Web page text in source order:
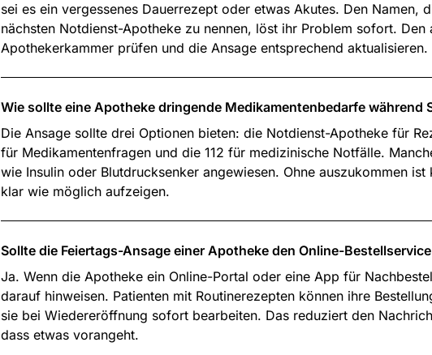
sei es ein vergessenes Dauerrezept oder etwas Akutes. Den Namen,
nächsten Notdienst-Apotheke zu nennen, löst ihr Problem sofort.
Apothekerkammer prüfen und die Ansage entsprechend aktualisieren.
Wie sollte eine Apotheke dringende Medikamentenbedarfe während
Die Ansage sollte drei Optionen bieten: die Notdienst-Apotheke für
für Medikamentenfragen und die 112 für medizinische Notfälle.
wie Insulin oder Blutdrucksenker angewiesen. Ohne auszukommen
klar wie möglich aufzeigen.
Sollte die Feiertags-Ansage einer Apotheke den Online-
Ja. Wenn die Apotheke ein Online-Portal oder eine App für
darauf hinweisen. Patienten mit Routinerezepten können ihre
sie bei Wiedereröffnung sofort bearbeiten. Das reduziert den
dass etwas vorangeht.